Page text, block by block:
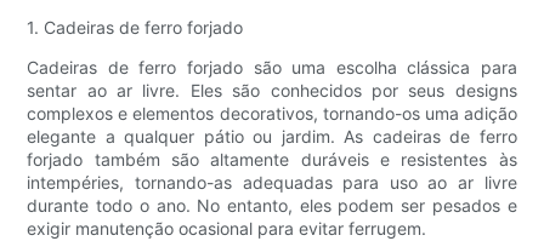
1. Cadeiras de ferro forjado
Cadeiras de ferro forjado são uma escolha clássica para
sentar ao ar livre. Eles são conhecidos por seus designs
complexos e elementos decorativos, tornando-os uma adição
elegante a qualquer pátio ou jardim. As cadeiras de ferro
forjado também são altamente duráveis ​​e resistentes às
intempéries, tornando-as adequadas para uso ao ar livre
durante todo o ano. No entanto, eles podem ser pesados ​​e
exigir manutenção ocasional para evitar ferrugem.